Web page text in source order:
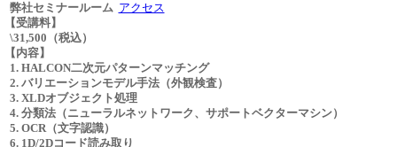
弊社セミナールーム アクセス
【受講料】
\31,500（税込）
【内容】
1. HALCON二次元パターンマッチング
2. バリエーションモデル手法（外観検査）
3. XLDオブジェクト処理
4. 分類法（ニューラルネットワーク、サポートベクターマシン）
5. OCR（文字認識）
6. 1D/2Dコード読み取り